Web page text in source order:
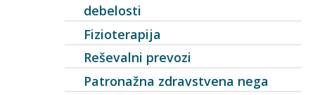
debelosti
Fizioterapija
Reševalni prevozi
Patronažna zdravstvena nega